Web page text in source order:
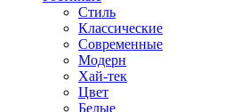
Стиль
Классические
Современные
Модерн
Хай-тек
Цвет
Белые